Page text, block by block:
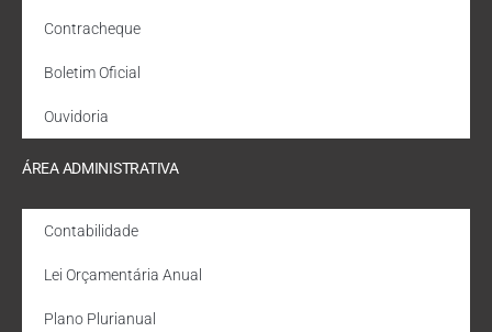
Contracheque
Boletim Oficial
Ouvidoria
ÁREA ADMINISTRATIVA
Contabilidade
Lei Orçamentária Anual
Plano Plurianual